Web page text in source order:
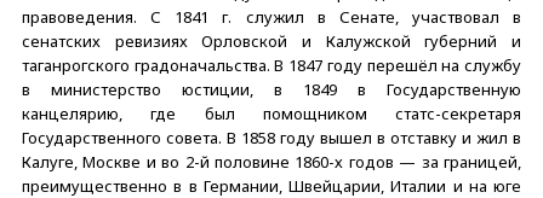
правоведения. С 1841 г. служил в Сенате, участвовал в
сенатских ревизиях Орловской и Калужской губерний и
таганрогского градоначальства. В 1847 году перешёл на службу
в министерство юстиции, в 1849 в Государственную
канцелярию, где был помощником статс-секретаря
Государственного совета. В 1858 году вышел в отставку и жил в
Калуге, Москве и во 2-й половине 1860-х годов — за границей,
преимущественно в в Германии, Швейцарии, Италии и на юге